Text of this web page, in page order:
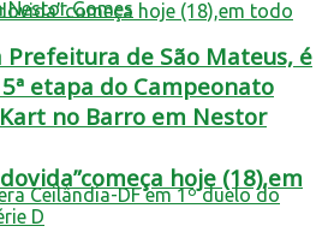
hoje (18),em
Prefeitura de São Mateus, é
etapa do Campeonato
no Barro em Nestor